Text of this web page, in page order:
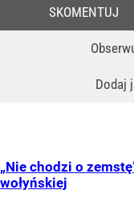
Dodaj
SKOMENTUJ
„Nie chodzi o
wołyńskiej